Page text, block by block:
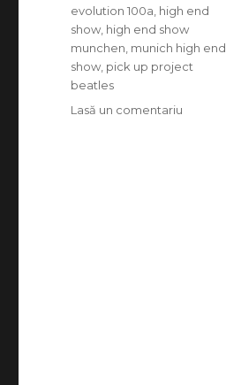
evolution 100a high end
show high end show
munchen munich high end
show pick up project
beatles
Lasă un comentariu